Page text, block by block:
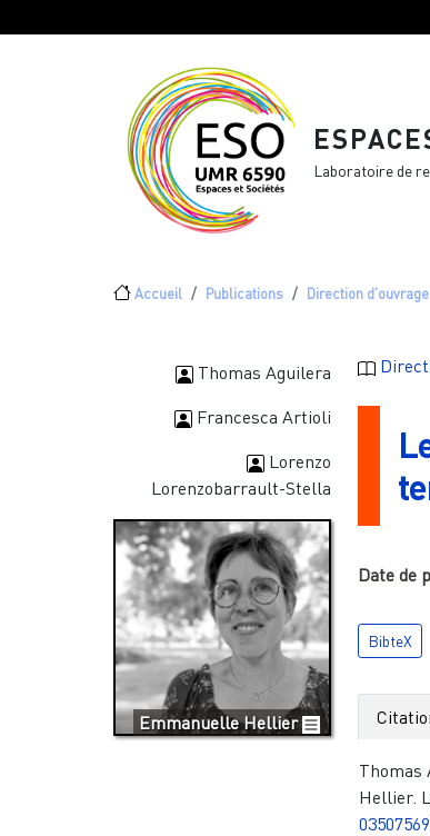
Laboratoire de
Fil d'Ariane
Accueil Publications Direction d'ouvrage
Thomas Aguilera
Francesca Artioli
Lorenzo
Lorenzobarrault-Stella
Emmanuelle Hellier
Date de
BibteX
Thomas
Hellier.